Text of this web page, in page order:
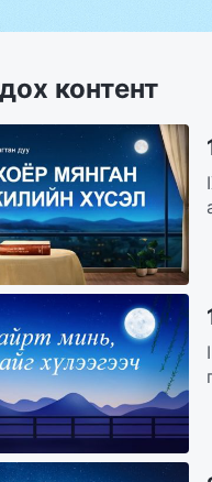
контент